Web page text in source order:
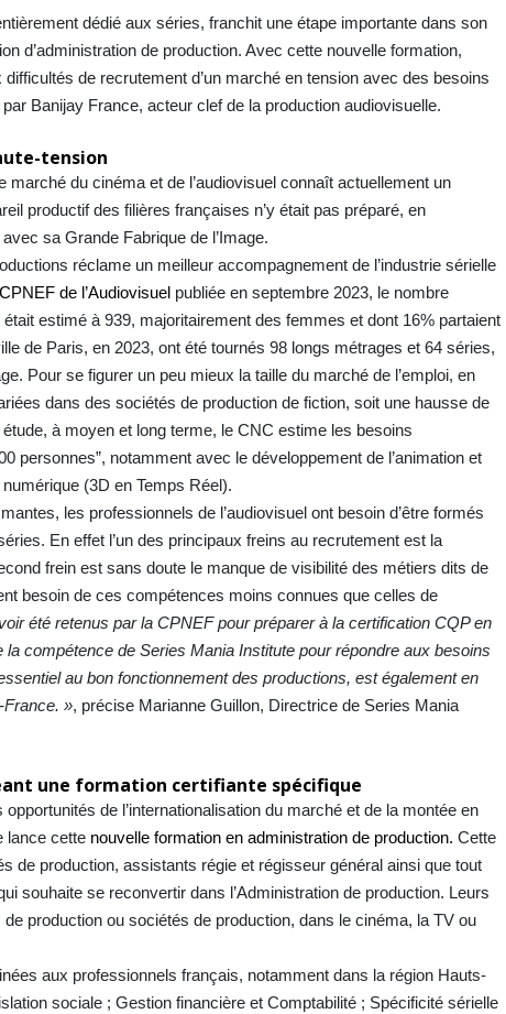
dédié aux séries, franchit une étape importante dans son
d’administration de production. Avec cette nouvelle formation,
de recrutement d’un marché en tension avec des besoins
Banijay France, acteur clef de la production audiovisuelle.
tension
du cinéma et de l’audiovisuel connaît actuellement un
productif des filières françaises n’y était pas préparé, en
sa Grande Fabrique de l’Image.
réclame un meilleur accompagnement de l’industrie sérielle
CPNEF de l’Audiovisuel publiée en septembre 2023, le nombre
estimé à 939, majoritairement des femmes et dont 16% partaient
de Paris, en 2023, ont été tournés 98 longs métrages et 64 séries,
Pour se figurer un peu mieux la taille du marché de l’emploi, en
dans des sociétés de production de fiction, soit une hausse de
à moyen et long terme, le CNC estime les besoins
personnes”, notamment avec le développement de l’animation et
(3D en Temps Réel).
les professionnels de l’audiovisuel ont besoin d’être formés
En effet l’un des principaux freins au recrutement est la
frein est sans doute le manque de visibilité des métiers dits de
besoin de ces compétences moins connues que celles de
été retenus par la CPNEF pour préparer à la certification CQP en
compétence de Series Mania Institute pour répondre aux besoins
au bon fonctionnement des productions, est également en
France. », précise Marianne Guillon, Directrice de Series Mania
une formation certifiante spécifique
de l’internationalisation du marché et de la montée en
lance cette nouvelle formation en administration de production. Cette
de production, assistants régie et régisseur général ainsi que tout
souhaite se reconvertir dans l’Administration de production. Leurs
production ou sociétés de production, dans le cinéma, la TV ou
aux professionnels français, notamment dans la région Hauts-
sociale ; Gestion financière et Comptabilité ; Spécificité sérielle